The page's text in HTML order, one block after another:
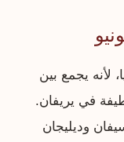
لأنه يجمع بين
في يريفان.
وديليجان